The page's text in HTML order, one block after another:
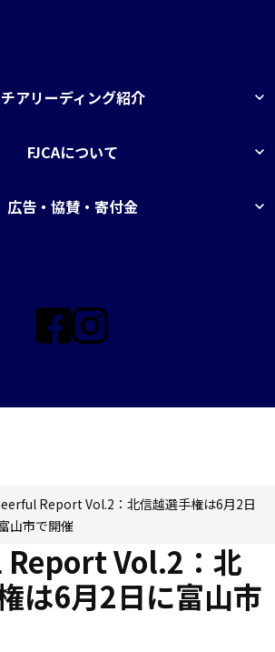
チアリーディング紹介
FJCAについて
広告・協賛・寄付金
Report Vol.2：北信越選手権は6月2日
山市で開催
Vol.2：北
は6月2日に富山市